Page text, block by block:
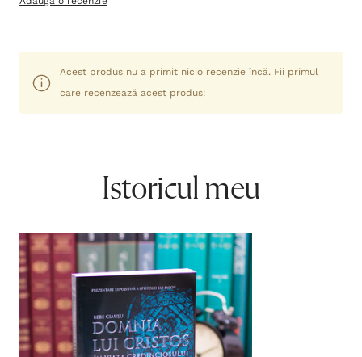
Acest produs nu a primit nicio recenzie încă. Fii primul
care recenzează acest produs!
Istoricul meu